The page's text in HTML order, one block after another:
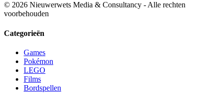
© 2026 Nieuwerwets Media & Consultancy - Alle rechten
voorbehouden
Categorieën
Games
Pokémon
LEGO
Films
Bordspellen